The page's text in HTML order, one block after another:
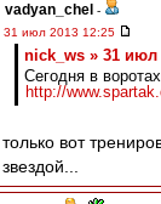
vadyan_chel -
31 июл 2013 12:25
nick_ws » 31 июл
Сегодня в
http://
только вот
звездой...